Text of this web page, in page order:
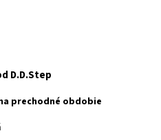
D.D.Step
prechodné obdobie